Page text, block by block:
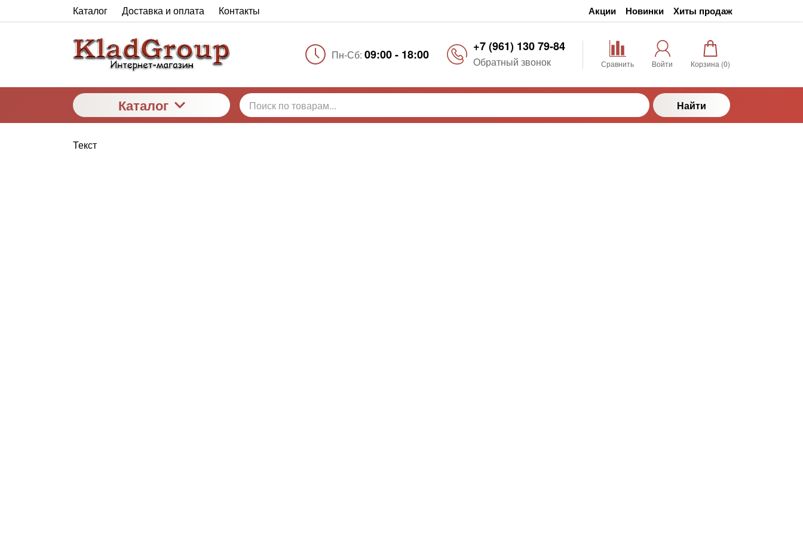
Каталог Доставка и оплата Контакты Акции Новинки Хиты продаж
Пн-Сб: 09:00 - 18:00
+7 (961) 130 79-84
Обратный звонок Сравнить Войти Корзина (0)
Каталог Найти
Текст